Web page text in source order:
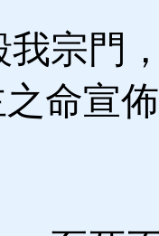
宗門
命宣